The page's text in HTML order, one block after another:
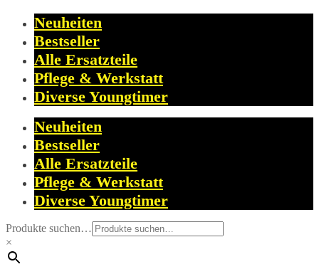
Neuheiten
Bestseller
Alle Ersatzteile
Pflege & Werkstatt
Diverse Youngtimer
Neuheiten
Bestseller
Alle Ersatzteile
Pflege & Werkstatt
Diverse Youngtimer
Produkte suchen…
×